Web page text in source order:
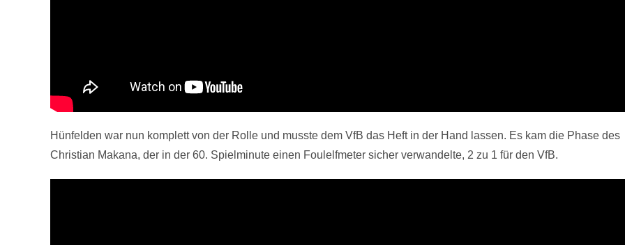
Hünfelden war nun komplett von der Rolle und musste dem VfB das Heft in der Hand lassen. Es kam die Phase des
Christian Makana, der in der 60. Spielminute einen Foulelfmeter sicher verwandelte, 2 zu 1 für den VfB.